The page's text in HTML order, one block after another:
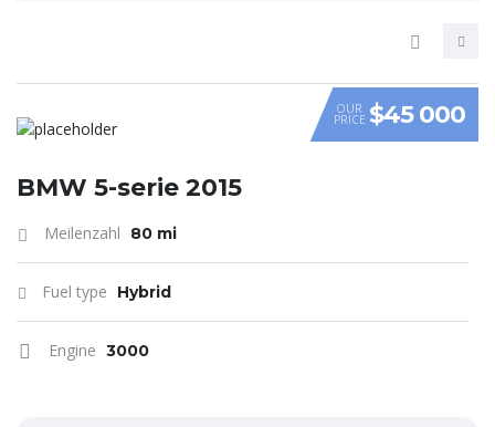
VIDEO
OUR
PRICE $45 000
BMW 5-serie 2015
Meilenzahl 80 mi
Fuel type Hybrid
Engine 3000